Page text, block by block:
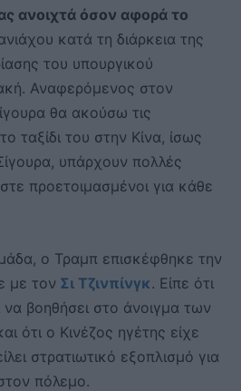
ανοιχτά όσον αφορά το
κατά τη διάρκεια της
του υπουργικού
Αναφερόμενος στον
θα ακούσω τις
ταξίδι του στην Κίνα, ίσως
υπάρχουν πολλές
προετοιμασμένοι για κάθε
ο Τραμπ επισκέφθηκε την
με τον Σι Τζινπίνγκ. Είπε ότι
να βοηθήσει στο άνοιγμα των
ότι ο Κινέζος ηγέτης είχε
στρατιωτικό εξοπλισμό για
πόλεμο.